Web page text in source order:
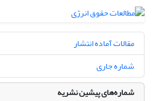
مقالات آماده انتشار
شماره جاری
شماره‌های پیشین نشریه